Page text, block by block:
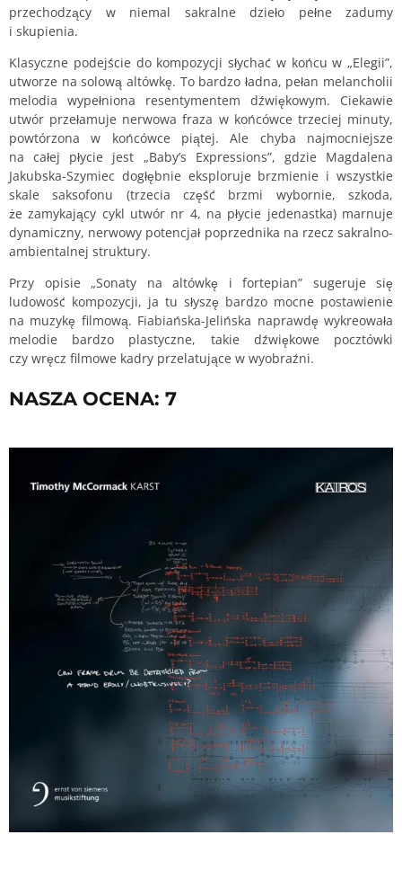
przechodzący w niemal sakralne dzieło pełne zadumy
i skupienia.
Klasyczne podejście do kompozycji słychać w końcu w „Elegii”,
utworze na solową altówkę. To bardzo ładna, pełan melancholii
melodia wypełniona resentymentem dźwiękowym. Ciekawie
utwór przełamuje nerwowa fraza w końcówce trzeciej minuty,
powtórzona w końcówce piątej. Ale chyba najmocniejsze
na całej płycie jest „Baby’s Expressions”, gdzie Magdalena
Jakubska-Szymiec dogłębnie eksploruje brzmienie i wszystkie
skale saksofonu (trzecia część brzmi wybornie, szkoda,
że zamykający cykl utwór nr 4, na płycie jedenastka) marnuje
dynamiczny, nerwowy potencjał poprzednika na rzecz sakralno-
ambientalnej struktury.
Przy opisie „Sonaty na altówkę i fortepian” sugeruje się
ludowość kompozycji, ja tu słyszę bardzo mocne postawienie
na muzykę filmową. Fiabiańska-Jelińska naprawdę wykreowała
melodie bardzo plastyczne, takie dźwiękowe pocztówki
czy wręcz filmowe kadry przelatujące w wyobraźni.
NASZA OCENA: 7